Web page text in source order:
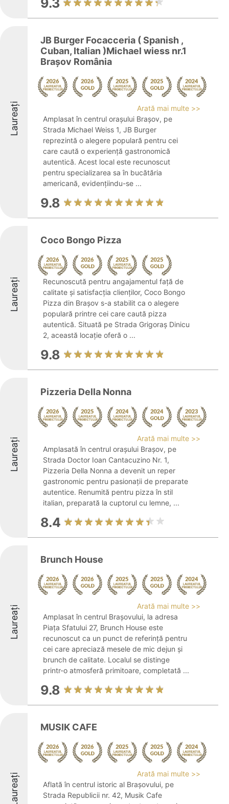
9.3
Laureați
JB Burger Focacceria ( Spanish ,
Cuban, Italian )Michael wiess nr.1
Brașov România
Arată mai multe >>
Amplasat în centrul orașului Brașov, pe
Strada Michael Weiss 1, JB Burger
reprezintă o alegere populară pentru cei
care caută o experiență gastronomică
autentică. Acest local este recunoscut
pentru specializarea sa în bucătăria
americană, evidențiindu-se ...
9.8
Laureați
Coco Bongo Pizza
Recunoscută pentru angajamentul față de
calitate și satisfacția clienților, Coco Bongo
Pizza din Brașov s-a stabilit ca o alegere
populară printre cei care caută pizza
autentică. Situată pe Strada Grigoraș Dinicu
2, această locație oferă o ...
9.8
Laureați
Pizzeria Della Nonna
Arată mai multe >>
Amplasată în centrul orașului Brașov, pe
Strada Doctor Ioan Cantacuzino Nr. 1,
Pizzeria Della Nonna a devenit un reper
gastronomic pentru pasionații de preparate
autentice. Renumită pentru pizza în stil
italian, preparată la cuptorul cu lemne, ...
8.4
Laureați
Brunch House
Arată mai multe >>
Amplasat în centrul Brașovului, la adresa
Piața Sfatului 27, Brunch House este
recunoscut ca un punct de referință pentru
cei care apreciază mesele de mic dejun și
brunch de calitate. Localul se distinge
printr-o atmosferă primitoare, completată ...
9.8
Laureați
MUSIK CAFE
Arată mai multe >>
Aflată în centrul istoric al Brașovului, pe
Strada Republicii nr. 42, Musik Cafe